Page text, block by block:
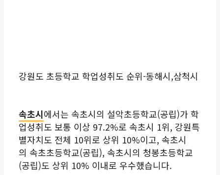
강원도 초등학교 학업성취도 순위-동해시,삼척시
속초시에서는 속초시의 설악초등학교(공립)가 학
업성취도 보통 이상 97.2%로 속초시 1위, 강원특
별자치도 전체 10위로 상위 10%이고, 속초시
의 속초초등학교(공립), 속초시의 청봉초등학교
(공립)도 상위 10% 이내로 우수했습니다.